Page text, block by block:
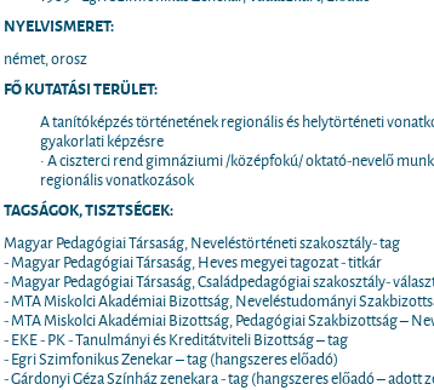
NYELVISMERET:
német, orosz
FŐ KUTATÁSI TERÜLET:
A tanítóképzés történetének regionális és helytörténeti
gyakorlati képzésre
• A ciszterci rend gimnáziumi /középfokú/ oktató-nevelő
regionális vonatkozások
TAGSÁGOK, TISZTSÉGEK:
Magyar Pedagógiai Társaság, Neveléstörténeti szakosztály- tag
- Magyar Pedagógiai Társaság, Heves megyei tagozat - titkár
- Magyar Pedagógiai Társaság, Családpedagógiai szakosztály-
- MTA Miskolci Akadémiai Bizottság, Neveléstudományi
- MTA Miskolci Akadémiai Bizottság, Pedagógiai Szakbizottság –
- EKE - PK - Tanulmányi és Kreditátviteli Bizottság – tag
- Egri Szimfonikus Zenekar – tag (hangszeres előadó)
- Gárdonyi Géza Színház zenekara - tag (hangszeres előadó – adott